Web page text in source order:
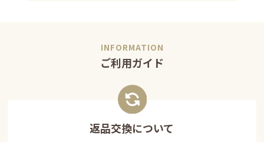
ご利用ガイド
返品交換について